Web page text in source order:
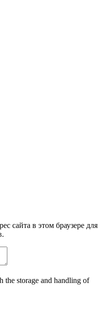
сайта в этом браузере для
the storage and handling of